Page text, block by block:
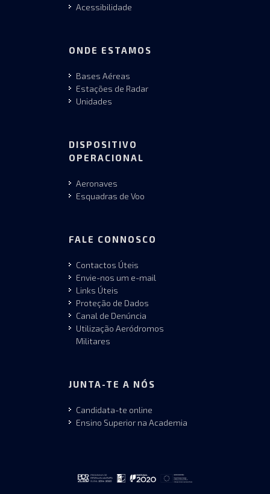
Acessibilidade
ONDE ESTAMOS
Bases Aéreas
Estações de Radar
Unidades
DISPOSITIVO
OPERACIONAL
Aeronaves
Esquadras de Voo
FALE CONNOSCO
Contactos Úteis
Envie-nos um e-mail
Links Úteis
Proteção de Dados
Canal de Denúncia
Utilização Aeródromos
Militares
JUNTA-TE A NÓS
Candidata-te online
Ensino Superior na Academia